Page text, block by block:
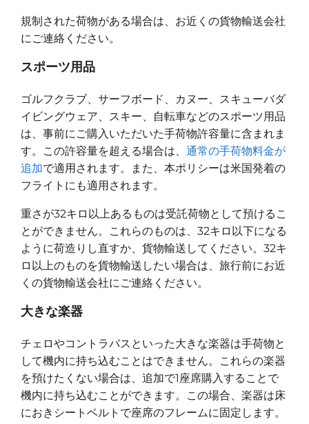
規制された荷物がある場合は、お近くの貨物輸送会社
にご連絡ください。
スポーツ用品
ゴルフクラブ、サーフボード、カヌー、スキューバダ
イビングウェア、スキー、自転車などのスポーツ用品
は、事前にご購入いただいた手荷物許容量に含まれま
す。この許容量を超える場合は、 通常の手荷物料金が
追加で適用されます。また、本ポリシーは米国発着の
フライトにも適用されます。
重さが32キロ以上あるものは受託荷物として預けるこ
とができません。これらのものは、32キロ以下になる
ように荷造りし直すか、貨物輸送してください。32キ
ロ以上のものを貨物輸送したい場合は、旅行前にお近
くの貨物輸送会社にご連絡ください。
大きな楽器
チェロやコントラバスといった大きな楽器は手荷物と
して機内に持ち込むことはできません。これらの楽器
を預けたくない場合は、追加で1座席購入することで
機内に持ち込むことができます。この場合、楽器は床
におきシートベルトで座席のフレームに固定します。